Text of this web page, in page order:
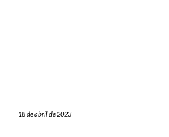
18 de abril de 2023